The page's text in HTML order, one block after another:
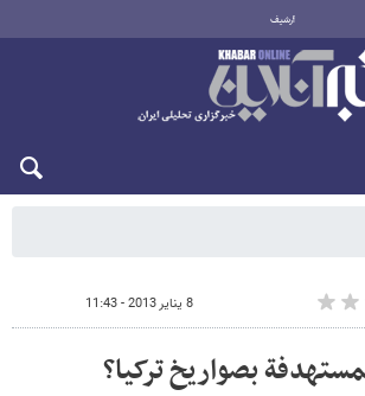
أرشيف
8 يناير 2013 - 11:43
بصواریخ ترکیا؟